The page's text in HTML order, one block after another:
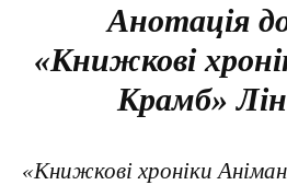
Анотація
«Книжкові
Крамб»
«Книжкові хроніки